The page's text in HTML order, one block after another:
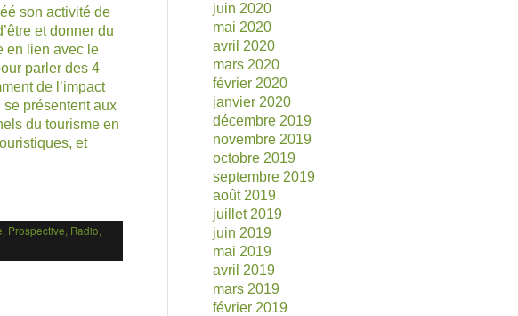
son activité de
et donner du
en lien avec le
parler des 4
de l’impact
présentent aux
du tourisme en
et
, Prospective, Radio,
juin 2020
mai 2020
avril 2020
mars 2020
février 2020
janvier 2020
décembre 2019
novembre 2019
octobre 2019
septembre 2019
août 2019
juillet 2019
juin 2019
mai 2019
avril 2019
mars 2019
février 2019